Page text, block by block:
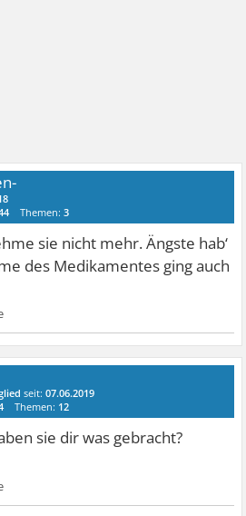
Themen:3
sie nicht mehr. Ängste hab‘
des Medikamentes ging auch
seit:07.06.2019
Themen: 12
sie dir was gebracht?